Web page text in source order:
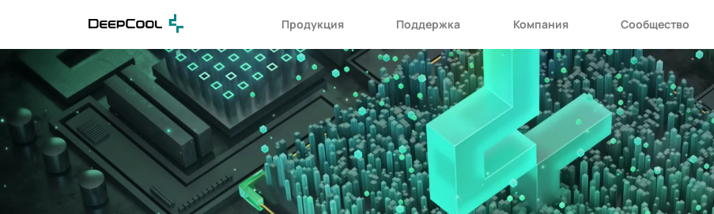
Продукция Поддержка Компания Сообщество